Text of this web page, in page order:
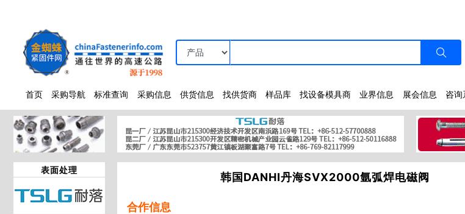
首页 采购导航 标准查询 采购信息 供货信息 找供货商 样品库 找设备模具商 业界信息 展会信息 咨询
表面处理
韩国DANHI丹海SVX2000氩弧焊电磁阀
合作信息